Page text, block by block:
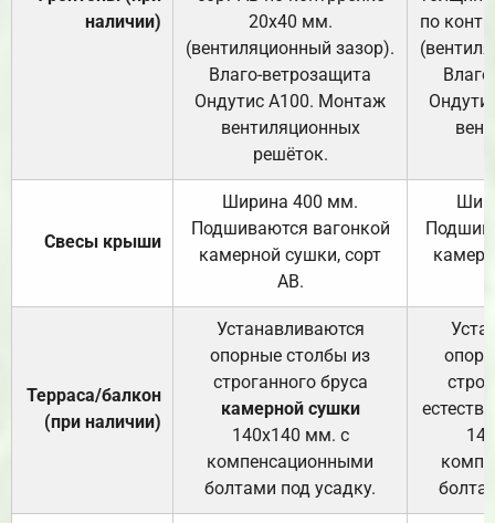
наличии)
20х40 мм.
(вентиляционный зазор).
Влаго-ветрозащита
Ондутис А100. Монтаж
вентиляционных
решёток.
по
Свесы крыши
Ширина 400 мм.
Подшиваются вагонкой
камерной сушки, сорт
АВ.
Терраса/балкон
(при наличии)
Устанавливаются
опорные столбы из
строганного бруса
камерной сушки
140х140 мм. с
компенсационными
болтами под усадку.